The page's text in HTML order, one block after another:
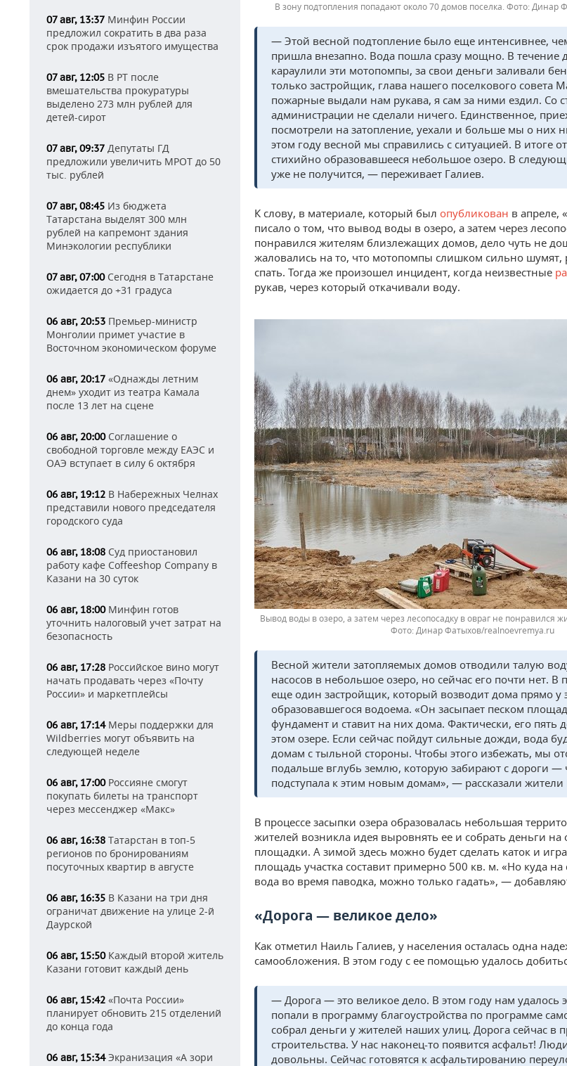
07 авг, 13:37 Минфин России
предложил сократить в два раза
срок продажи изъятого имущества
07 авг, 12:05 В РТ после
вмешательства прокуратуры
выделено 273 млн рублей для
детей-сирот
07 авг, 09:37 Депутаты ГД
предложили увеличить МРОТ до 50
тыс. рублей
07 авг, 08:45 Из бюджета
Татарстана выделят 300 млн
рублей на капремонт здания
Минэкологии республики
07 авг, 07:00Сегодня в Татарстане
ожидается до +31 градуса
06 авг, 20:53 Премьер-министр
Монголии примет участие в
Восточном экономическом форуме
06 авг, 20:17 «Однажды летним
днем» уходит из театра Камала
после 13 лет на сцене
06 авг, 20:00Соглашение о
свободной торговле между ЕАЭС и
ОАЭ вступает в силу 6 октября
06 авг, 19:12 В Набережных Челнах
представили нового председателя
городского суда
06 авг, 18:08 Суд приостановил
работу кафе Coffeeshop Company в
Казани на 30 суток
06 авг, 18:00Минфин готов
уточнить налоговый учет затрат на
безопасность
06 авг, 17:28 Российское вино могут
начать продавать через «Почту
России» и маркетплейсы
06 авг, 17:14Меры поддержки для
Wildberries могут объявить на
следующей неделе
06 авг, 17:00Россияне смогут
покупать билеты на транспорт
через мессенджер «Макс»
06 авг, 16:38 Татарстан в топ-5
регионов по бронированиям
посуточных квартир в августе
06 авг, 16:35 В Казани на три дня
ограничат движение на улице 2-й
Даурской
06 авг, 15:50Каждый второй житель
Казани готовит каждый день
06 авг, 15:42 «Почта России»
планирует обновить 215 отделений
до конца года
06 авг, 15:34Экранизация «А зори
В зону подтопления попадают около 70 домов поселка. Динар
— Этой весной подтопление было еще интенсивнее,
пришла внезапно. Вода пошла сразу мощно. В течение
караулили эти мотопомпы, за свои деньги заливали
только застройщик, глава нашего поселкового совета
пожарные выдали нам рукава, я сам за ними ездил. Со
администрации не сделали ничего. Единственное,
посмотрели на затопление, уехали и больше мы о них
этом году весной мы справились с ситуацией. В итоге
стихийно образовавшееся небольшое озеро. В
уже не получится, — переживает Галиев.
К слову, в материале, который был опубликован в апреле,
писало о том, что вывод воды в озеро, а затем через
понравился жителям близлежащих домов, дело чуть не
жаловались на то, что мотопомпы слишком сильно
спать. Тогда же произошел инцидент, когда неизвестные
рукав, через который откачивали воду.
Вывод воды в озеро, а затем через лесопосадку в овраг не понравился
Динар Фатыхов/realnoevremya.ru
Весной жители затопляемых домов отводили талую
насосов в небольшое озеро, но сейчас его почти нет. В
еще один застройщик, который возводит дома прямо у
образовавшегося водоема. «Он засыпает песком
фундамент и ставит на них дома. Фактически, его пять
этом озере. Если сейчас пойдут сильные дожди, вода
домам с тыльной стороны. Чтобы этого избежать, мы
подальше вглубь землю, которую забирают с дороги —
подступала к этим новым домам», — рассказали
В процессе засыпки озера образовалась небольшая
жителей возникла идея выровнять ее и собрать деньги на
площадки. А зимой здесь можно будет сделать каток и
площадь участка составит примерно 500 кв. м. «Но куда
вода во время паводка, можно только гадать», —
«Дорога — великое дело»
Как отметил Наиль Галиев, у населения осталась одна
самообложения. В этом году с ее помощью удалось
— Дорога — это великое дело. В этом году нам удалось
попали в программу благоустройства по программе
собрал деньги у жителей наших улиц. Дорога сейчас в
строительства. У нас наконец-то появится асфальт!
довольны. Сейчас готовятся к асфальтированию